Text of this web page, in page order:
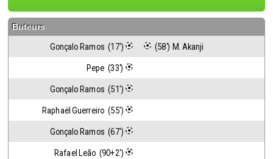
Buteurs
Gonçalo Ramos  (17') (58') M. Akanji
Pepe  (33')
Gonçalo Ramos  (51')
Raphaël Guerreiro  (55')
Gonçalo Ramos  (67')
Rafael Leão  (90+2')
Programme TV foot
Vidéos
Tableau transferts L1
Taille de la police
Paramètrages / Options
Contact / Signaler un bug